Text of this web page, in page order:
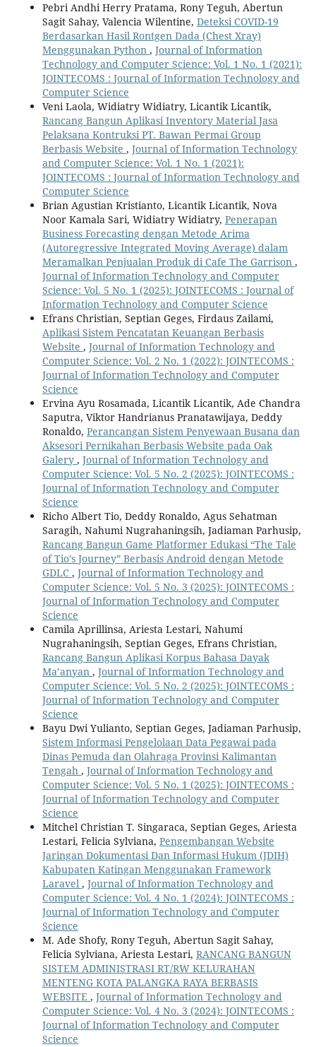
Pebri Andhi Herry Pratama, Rony Teguh, Abertun
Sagit Sahay, Valencia Wilentine, Deteksi COVID-19
Berdasarkan Hasil Rontgen Dada (Chest Xray)
Menggunakan Python , Journal of Information
Technology and Computer Science: Vol. 1 No. 1 (2021):
JOINTECOMS : Journal of Information Technology and
Computer Science
Veni Laola, Widiatry Widiatry, Licantik Licantik,
Rancang Bangun Aplikasi Inventory Material Jasa
Pelaksana Kontruksi PT. Bawan Permai Group
Berbasis Website , Journal of Information Technology
and Computer Science: Vol. 1 No. 1 (2021):
JOINTECOMS : Journal of Information Technology and
Computer Science
Brian Agustian Kristianto, Licantik Licantik, Nova
Noor Kamala Sari, Widiatry Widiatry, Penerapan
Business Forecasting dengan Metode Arima
(Autoregressive Integrated Moving Average) dalam
Meramalkan Penjualan Produk di Cafe The Garrison ,
Journal of Information Technology and Computer
Science: Vol. 5 No. 1 (2025): JOINTECOMS : Journal of
Information Technology and Computer Science
Efrans Christian, Septian Geges, Firdaus Zailami,
Aplikasi Sistem Pencatatan Keuangan Berbasis
Website , Journal of Information Technology and
Computer Science: Vol. 2 No. 1 (2022): JOINTECOMS :
Journal of Information Technology and Computer
Science
Ervina Ayu Rosamada, Licantik Licantik, Ade Chandra
Saputra, Viktor Handrianus Pranatawijaya, Deddy
Ronaldo, Perancangan Sistem Penyewaan Busana dan
Aksesori Pernikahan Berbasis Website pada Oak
Galery , Journal of Information Technology and
Computer Science: Vol. 5 No. 2 (2025): JOINTECOMS :
Journal of Information Technology and Computer
Science
Richo Albert Tio, Deddy Ronaldo, Agus Sehatman
Saragih, Nahumi Nugrahaningsih, Jadiaman Parhusip,
Rancang Bangun Game Platformer Edukasi “The Tale
of Tio’s Journey” Berbasis Android dengan Metode
GDLC , Journal of Information Technology and
Computer Science: Vol. 5 No. 3 (2025): JOINTECOMS :
Journal of Information Technology and Computer
Science
Camila Aprillinsa, Ariesta Lestari, Nahumi
Nugrahaningsih, Septian Geges, Efrans Christian,
Rancang Bangun Aplikasi Korpus Bahasa Dayak
Ma’anyan , Journal of Information Technology and
Computer Science: Vol. 5 No. 2 (2025): JOINTECOMS :
Journal of Information Technology and Computer
Science
Bayu Dwi Yulianto, Septian Geges, Jadiaman Parhusip,
Sistem Informasi Pengelolaan Data Pegawai pada
Dinas Pemuda dan Olahraga Provinsi Kalimantan
Tengah , Journal of Information Technology and
Computer Science: Vol. 5 No. 1 (2025): JOINTECOMS :
Journal of Information Technology and Computer
Science
Mitchel Christian T. Singaraca, Septian Geges, Ariesta
Lestari, Felicia Sylviana, Pengembangan Website
Jaringan Dokumentasi Dan Informasi Hukum (JDIH)
Kabupaten Katingan Menggunakan Framework
Laravel , Journal of Information Technology and
Computer Science: Vol. 4 No. 1 (2024): JOINTECOMS :
Journal of Information Technology and Computer
Science
M. Ade Shofy, Rony Teguh, Abertun Sagit Sahay,
Felicia Sylviana, Ariesta Lestari, RANCANG BANGUN
SISTEM ADMINISTRASI RT/RW KELURAHAN
MENTENG KOTA PALANGKA RAYA BERBASIS
WEBSITE , Journal of Information Technology and
Computer Science: Vol. 4 No. 3 (2024): JOINTECOMS :
Journal of Information Technology and Computer
Science